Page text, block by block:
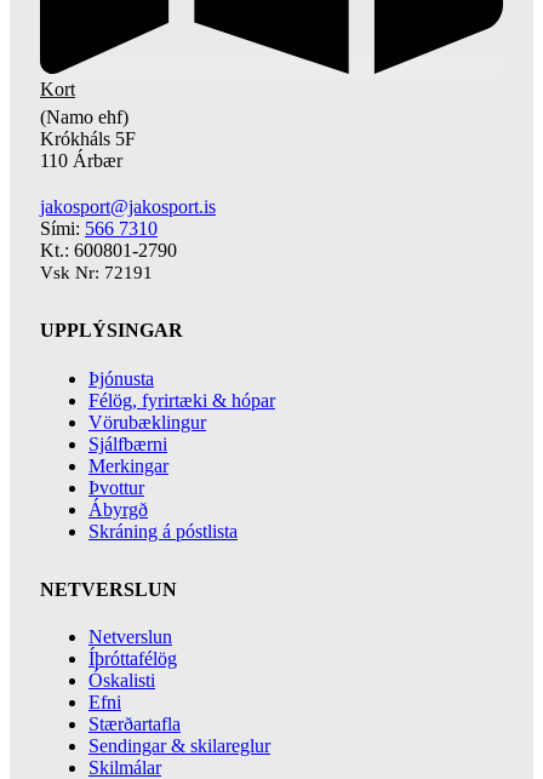
Kort
(Namo ehf)
Krókháls 5F
110 Árbær
jakosport@jakosport.is
Sími: 566 7310
Kt.: 600801-2790
Vsk Nr: 72191
UPPLÝSINGAR
Þjónusta
Félög, fyrirtæki & hópar
Vörubæklingur
Sjálfbærni
Merkingar
Þvottur
Ábyrgð
Skráning á póstlista
NETVERSLUN
Netverslun
Íþróttafélög
Óskalisti
Efni
Stærðartafla
Sendingar & skilareglur
Skilmálar